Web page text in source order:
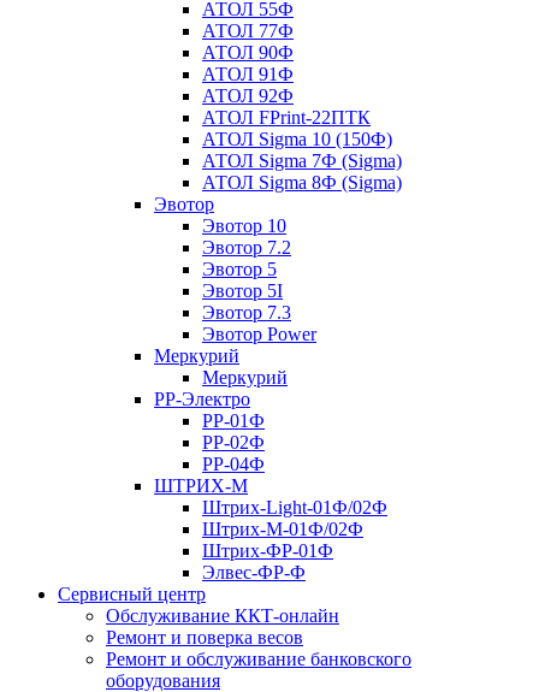
АТОЛ 55Ф
АТОЛ 77Ф
АТОЛ 90Ф
АТОЛ 91Ф
АТОЛ 92Ф
АТОЛ FPrint-22ПТК
АТОЛ Sigma 10 (150Ф)
АТОЛ Sigma 7Ф (Sigma)
АТОЛ Sigma 8Ф (Sigma)
Эвотор
Эвотор 10
Эвотор 7.2
Эвотор 5
Эвотор 5I
Эвотор 7.3
Эвотор Power
Меркурий
Меркурий
РР-Электро
РР-01Ф
РР-02Ф
РР-04Ф
ШТРИХ-М
Штрих-Light-01Ф/02Ф
Штрих-М-01Ф/02Ф
Штрих-ФР-01Ф
Элвес-ФР-Ф
Сервисный центр
Обслуживание ККТ-онлайн
Ремонт и поверка весов
Ремонт и обслуживание банковского
оборудования